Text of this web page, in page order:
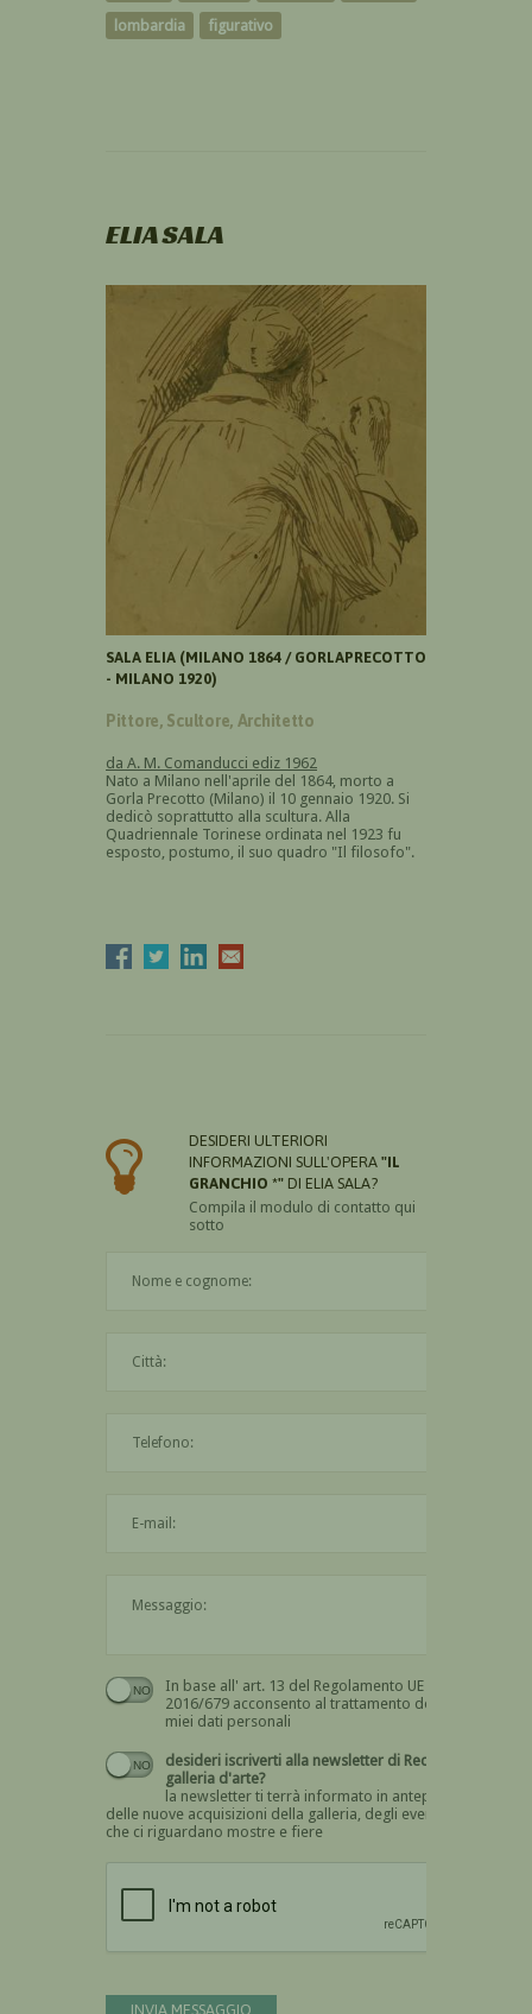
lombardia figurativo
ELIA SALA
SALA ELIA (MILANO 1864 / GORLAPRECOTTO
- MILANO 1920)
Pittore, Scultore, Architetto
da A. M. Comanducci ediz 1962
Nato a Milano nell'aprile del 1864, morto a
Gorla Precotto (Milano) il 10 gennaio 1920. Si
dedicò soprattutto alla scultura. Alla
Quadriennale Torinese ordinata nel 1923 fu
esposto, postumo, il suo quadro "Il filosofo".
DESIDERI ULTERIORI
INFORMAZIONI SULL'OPERA "IL
GRANCHIO *" DI ELIA SALA?
Compila il modulo di contatto qui
sotto
In base all' art. 13 del Regolamento UE n.
2016/679 acconsento al trattamento dei
miei dati personali
Devi dare il consenso
desideri iscriverti alla newsletter di Recta
galleria d'arte?
la newsletter ti terrà informato in anteprima
delle nuove acquisizioni della galleria, degli eventi
che ci riguardano mostre e fiere
INVIA MESSAGGIO